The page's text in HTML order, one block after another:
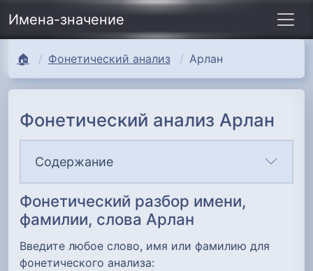
Имена-значение
🏠 Фонетический анализ Арлан
Фонетический анализ Арлан
Содержание
Фонетический разбор имени,
фамилии, слова Арлан
Введите любое слово, имя или фамилию для
фонетического анализа: